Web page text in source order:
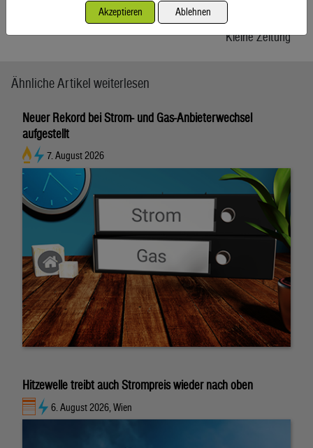
Kleine Zeitung
Ähnliche Artikel weiterlesen
Neuer Rekord bei Strom- und Gas-Anbieterwechsel
aufgestellt
7. August 2026
Hitzewelle treibt auch Strompreis wieder nach oben
6. August 2026, Wien
Akzeptieren Ablehnen